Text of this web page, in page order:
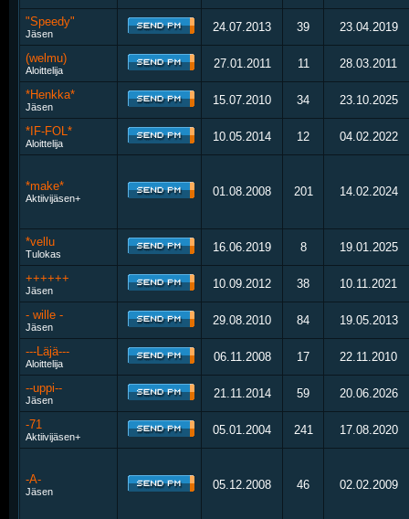
"Speedy"
Jäsen 24.07.2013 39 23.04.2019
(welmu)
Aloittelija 27.01.2011 11 28.03.2011
*Henkka*
Jäsen 15.07.2010 34 23.10.2025
*IF-FOL*
Aloittelija 10.05.2014 12 04.02.2022
*make*
Aktiivijäsen+ 01.08.2008 201 14.02.2024
*vellu
Tulokas 16.06.2019 8 19.01.2025
++++++
Jäsen 10.09.2012 38 10.11.2021
- wille -
Jäsen 29.08.2010 84 19.05.2013
---Läjä---
Aloittelija 06.11.2008 17 22.11.2010
--uppi--
Jäsen 21.11.2014 59 20.06.2026
-71
Aktiivijäsen+ 05.01.2004 241 17.08.2020
-A-
Jäsen 05.12.2008 46 02.02.2009